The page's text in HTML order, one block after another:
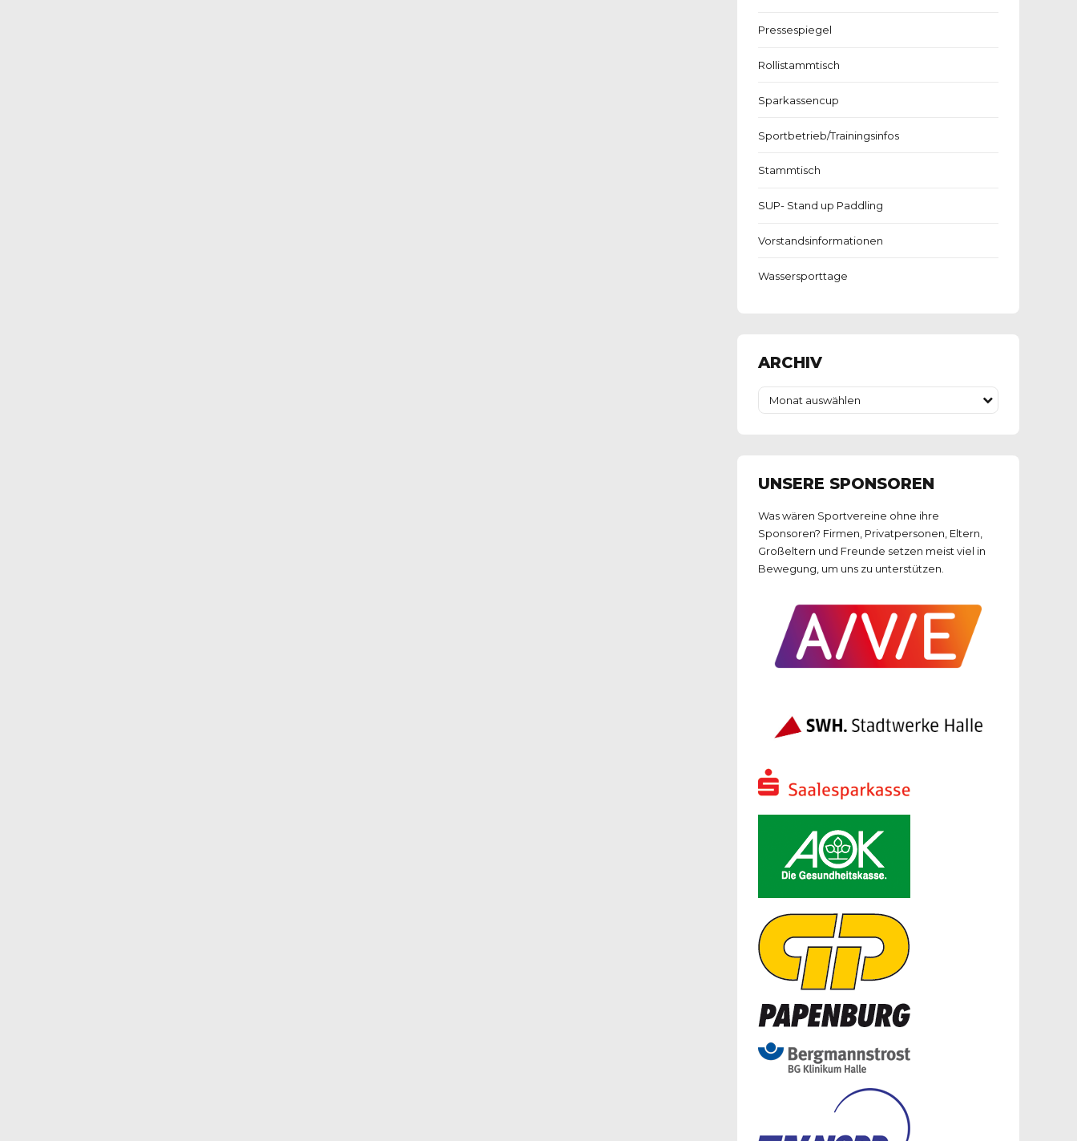
Pressespiegel
Rollistammtisch
Sparkassencup
Sportbetrieb/Trainingsinfos
Stammtisch
SUP- Stand up Paddling
Vorstandsinformationen
Wassersporttage
ARCHIV
Monat auswählen
UNSERE SPONSOREN
Was wären Sportvereine ohne ihre
Sponsoren? Firmen, Privatpersonen, Eltern,
Großeltern und Freunde setzen meist viel in
Bewegung, um uns zu unterstützen.